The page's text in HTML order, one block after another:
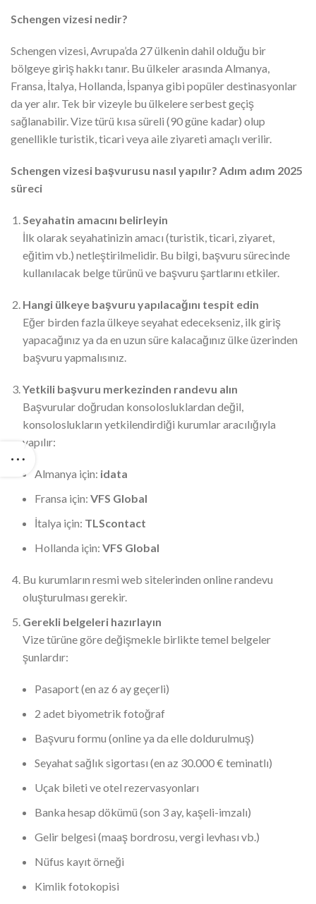
Schengen vizesi nedir?
Schengen vizesi, Avrupa’da 27 ülkenin dahil olduğu bir
bölgeye giriş hakkı tanır. Bu ülkeler arasında Almanya,
Fransa, İtalya, Hollanda, İspanya gibi popüler destinasyonlar
da yer alır. Tek bir vizeyle bu ülkelere serbest geçiş
sağlanabilir. Vize türü kısa süreli (90 güne kadar) olup
genellikle turistik, ticari veya aile ziyareti amaçlı verilir.
Schengen vizesi başvurusu nasıl yapılır? Adım adım 2025
süreci
Seyahatin amacını belirleyin
İlk olarak seyahatinizin amacı (turistik, ticari, ziyaret,
eğitim vb.) netleştirilmelidir. Bu bilgi, başvuru sürecinde
kullanılacak belge türünü ve başvuru şartlarını etkiler.
Hangi ülkeye başvuru yapılacağını tespit edin
Eğer birden fazla ülkeye seyahat edecekseniz, ilk giriş
yapacağınız ya da en uzun süre kalacağınız ülke üzerinden
başvuru yapmalısınız.
Yetkili başvuru merkezinden randevu alın
Başvurular doğrudan konsolosluklardan değil,
konsoloslukların yetkilendirdiği kurumlar aracılığıyla
yapılır:
Almanya için: idata
Fransa için: VFS Global
İtalya için: TLScontact
Hollanda için: VFS Global
Bu kurumların resmi web sitelerinden online randevu
oluşturulması gerekir.
Gerekli belgeleri hazırlayın
Vize türüne göre değişmekle birlikte temel belgeler
şunlardır:
Pasaport (en az 6 ay geçerli)
2 adet biyometrik fotoğraf
Başvuru formu (online ya da elle doldurulmuş)
Seyahat sağlık sigortası (en az 30.000 € teminatlı)
Uçak bileti ve otel rezervasyonları
Banka hesap dökümü (son 3 ay, kaşeli-imzalı)
Gelir belgesi (maaş bordrosu, vergi levhası vb.)
Nüfus kayıt örneği
Kimlik fotokopisi